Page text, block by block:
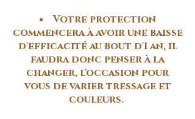
Votre protection
commencera à avoir une baisse
d'efficacité au bout d'1 an, il
faudra donc penser à la
changer, l'occasion pour
vous de varier tressage et
couleurs.